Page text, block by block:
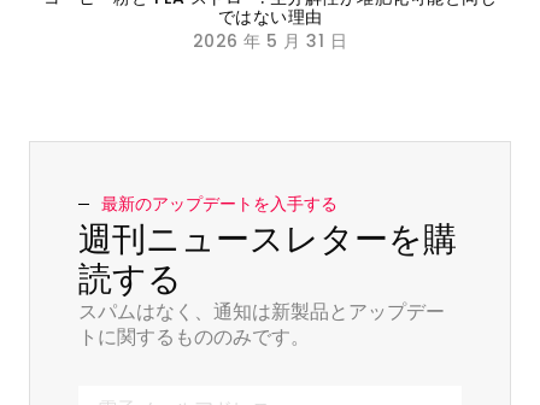
ではない理由
2026 年 5 月 31 日
最新のアップデートを入手する
週刊ニュースレターを購
読する
スパムはなく、通知は新製品とアップデー
トに関するもののみです。